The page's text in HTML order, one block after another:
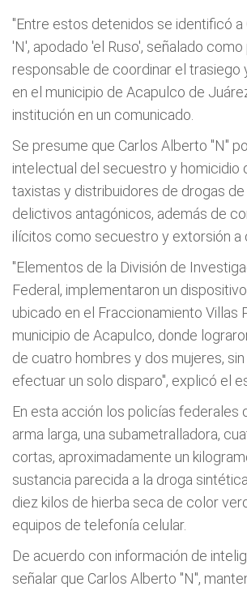
"Entre estos detenidos se identificó
'N', apodado 'el Ruso', señalado
responsable de coordinar el trasiego
en el municipio de Acapulco de
institución en un comunicado.
Se presume que Carlos Alberto "N"
intelectual del secuestro y homicidio
taxistas y distribuidores de drogas
delictivos antagónicos, además de
ilícitos como secuestro y extorsión a
"Elementos de la División de
Federal, implementaron un
ubicado en el Fraccionamiento Villas
municipio de Acapulco, donde
de cuatro hombres y dos mujeres,
efectuar un solo disparo", explicó el
En esta acción los policías federales
arma larga, una subametralladora,
cortas, aproximadamente un
sustancia parecida a la droga
diez kilos de hierba seca de color
equipos de telefonía celular.
De acuerdo con información de
señalar que Carlos Alberto "N",